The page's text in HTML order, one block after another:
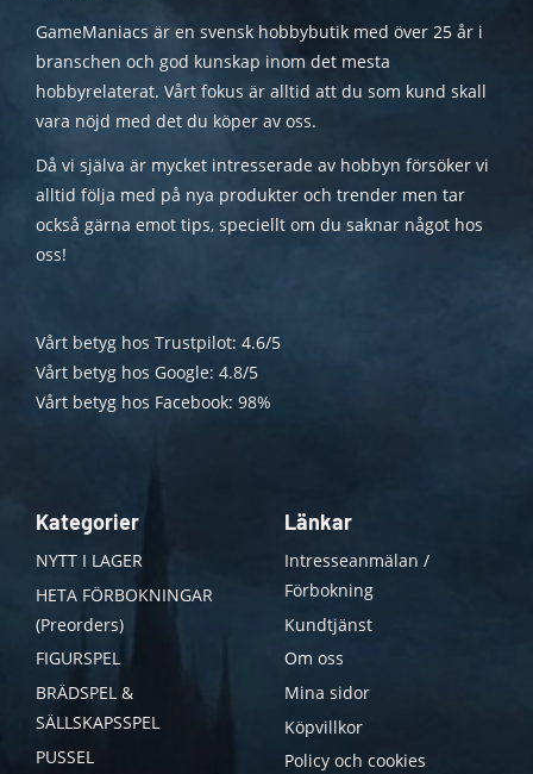
GameManiacs är en svensk hobbybutik med över 25 år i
branschen och god kunskap inom det mesta
hobbyrelaterat. Vårt fokus är alltid att du som kund skall
vara nöjd med det du köper av oss.
Då vi själva är mycket intresserade av hobbyn försöker vi
alltid följa med på nya produkter och trender men tar
också gärna emot tips, speciellt om du saknar något hos
oss!
Vårt betyg hos Trustpilot: 4.6/5
Vårt betyg hos Google: 4.8/5
Vårt betyg hos Facebook: 98%
Kategorier
NYTT I LAGER
HETA FÖRBOKNINGAR
(Preorders)
FIGURSPEL
BRÄDSPEL &
SÄLLSKAPSSPEL
PUSSEL
Länkar
Intresseanmälan /
Förbokning
Kundtjänst
Om oss
Mina sidor
Köpvillkor
Policy och cookies